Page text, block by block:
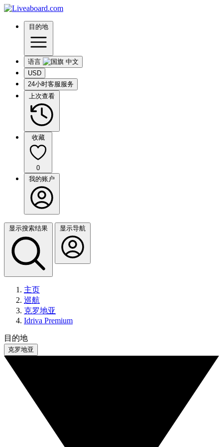
目的地
语言
USD
24小时客服服务
上次查看
收藏
0
我的账户
显示搜索结果 显示导航
主页
巡航
克罗地亚
Idriva Premium
目的地
克罗地亚